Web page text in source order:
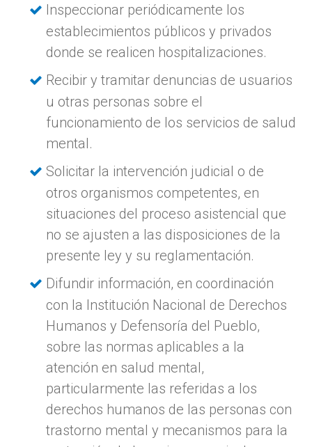
Inspeccionar periódicamente los
establecimientos públicos y privados
donde se realicen hospitalizaciones.
Recibir y tramitar denuncias de usuarios
u otras personas sobre el
funcionamiento de los servicios de salud
mental.
Solicitar la intervención judicial o de
otros organismos competentes, en
situaciones del proceso asistencial que
no se ajusten a las disposiciones de la
presente ley y su reglamentación.
Difundir información, en coordinación
con la Institución Nacional de Derechos
Humanos y Defensoría del Pueblo,
sobre las normas aplicables a la
atención en salud mental,
particularmente las referidas a los
derechos humanos de las personas con
trastorno mental y mecanismos para la